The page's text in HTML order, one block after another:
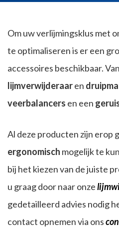
Om uw verlijmingsklus met
te optimaliseren is er een
accessoires beschikbaar.
lijmverwijderaaren
veerbalancers en een
Al deze producten zijn erop
ergonomisch mogelijk te
bij het kiezen van de juiste
u graag door naar onze
gedetailleerd advies nodig
contact opnemen via ons